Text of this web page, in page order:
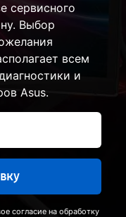
сервисного
Выбор
всем
и
Asus.
согласие на обработку